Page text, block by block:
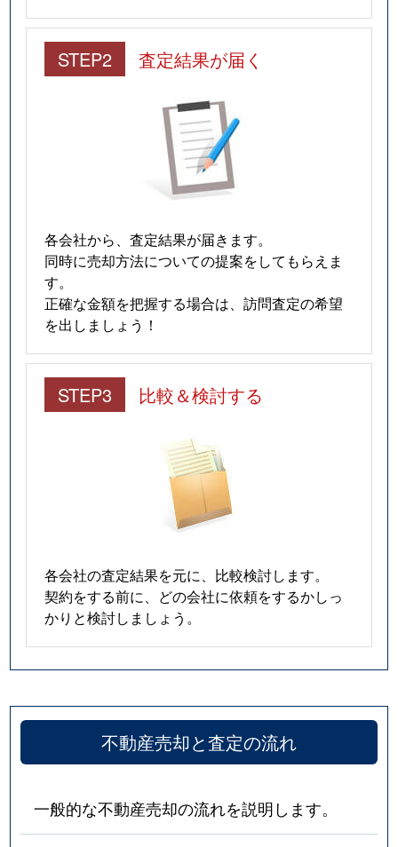
STEP2 査定結果が届く
各会社から、査定結果が届きます。
同時に売却方法についての提案をしてもらえま
す。
正確な金額を把握する場合は、訪問査定の希望
を出しましょう！
STEP3 比較＆検討する
各会社の査定結果を元に、比較検討します。
契約をする前に、どの会社に依頼をするかしっ
かりと検討しましょう。
不動産売却と査定の流れ
一般的な不動産売却の流れを説明します。